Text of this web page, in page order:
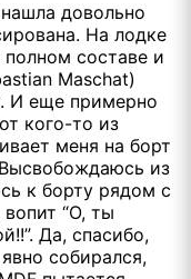
довольно
На лодке
полном составе и
Maschat)
И еще примерно
кого-то из
меня на борт
Высвобождаюсь из
к борту рядом с
“О, ты
Да, спасибо,
собирался,